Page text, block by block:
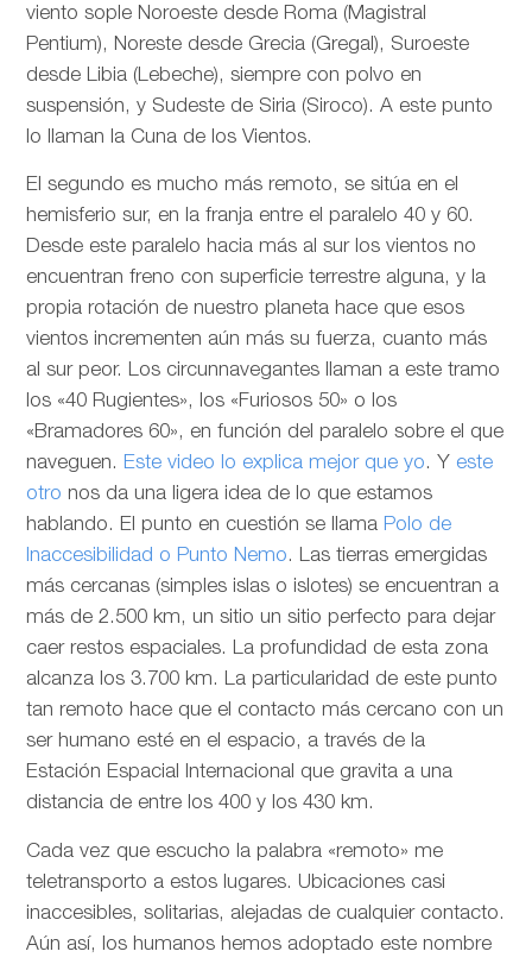
viento sople Noroeste desde Roma (Magistral
Pentium), Noreste desde Grecia (Gregal), Suroeste
desde Libia (Lebeche), siempre con polvo en
suspensión, y Sudeste de Siria (Siroco). A este punto
lo llaman la Cuna de los Vientos.
El segundo es mucho más remoto, se sitúa en el
hemisferio sur, en la franja entre el paralelo 40 y 60.
Desde este paralelo hacia más al sur los vientos no
encuentran freno con superficie terrestre alguna, y la
propia rotación de nuestro planeta hace que esos
vientos incrementen aún más su fuerza, cuanto más
al sur peor. Los circunnavegantes llaman a este tramo
los «40 Rugientes», los «Furiosos 50» o los
«Bramadores 60», en función del paralelo sobre el que
naveguen. Este video lo explica mejor que yo. Y este
otro nos da una ligera idea de lo que estamos
hablando. El punto en cuestión se llama Polo de
Inaccesibilidad o Punto Nemo. Las tierras emergidas
más cercanas (simples islas o islotes) se encuentran a
más de 2.500 km, un sitio un sitio perfecto para dejar
caer restos espaciales. La profundidad de esta zona
alcanza los 3.700 km. La particularidad de este punto
tan remoto hace que el contacto más cercano con un
ser humano esté en el espacio, a través de la
Estación Espacial Internacional que gravita a una
distancia de entre los 400 y los 430 km.
Cada vez que escucho la palabra «remoto» me
teletransporto a estos lugares. Ubicaciones casi
inaccesibles, solitarias, alejadas de cualquier contacto.
Aún así, los humanos hemos adoptado este nombre